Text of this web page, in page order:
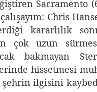
Sacramento
Chris
kararlılık
çok uzun
bakmayan
hissetmesi
şehrin ilgisini